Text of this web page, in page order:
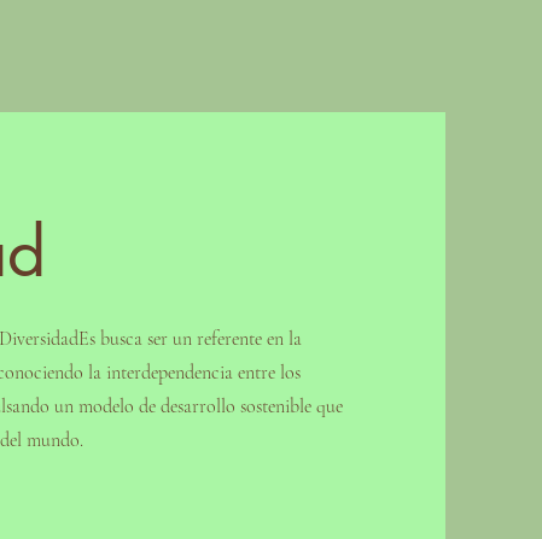
busca ser un referente en la
la interdependencia entre los
un modelo de desarrollo sostenible que
mundo.